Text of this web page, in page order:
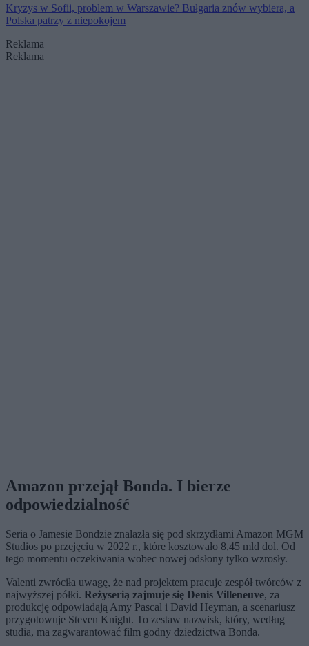
Kryzys w Sofii, problem w Warszawie? Bułgaria znów wybiera, a
Polska patrzy z niepokojem
Reklama
Reklama
Amazon przejął Bonda. I bierze
odpowiedzialność
Seria o Jamesie Bondzie znalazła się pod skrzydłami Amazon MGM
Studios po przejęciu w 2022 r., które kosztowało 8,45 mld dol. Od
tego momentu oczekiwania wobec nowej odsłony tylko wzrosły.
Valenti zwróciła uwagę, że nad projektem pracuje zespół twórców z
najwyższej półki. Reżyserią zajmuje się Denis Villeneuve, za
produkcję odpowiadają Amy Pascal i David Heyman, a scenariusz
przygotowuje Steven Knight. To zestaw nazwisk, który, według
studia, ma zagwarantować film godny dziedzictwa Bonda.